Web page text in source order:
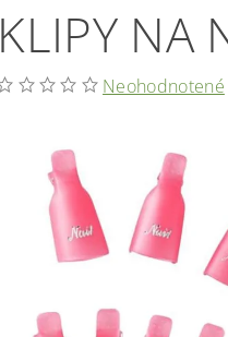
KLIPY NA
Neohodnotené